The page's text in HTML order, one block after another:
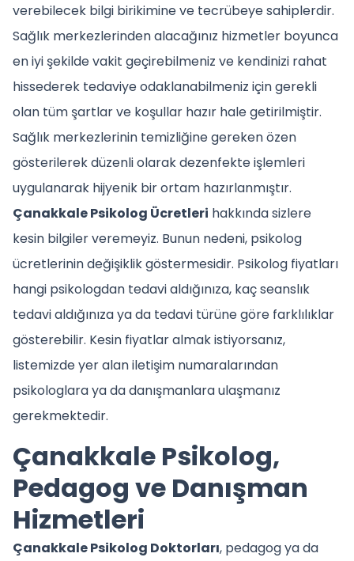
verebilecek bilgi birikimine ve tecrübeye sahiplerdir.
Sağlık merkezlerinden alacağınız hizmetler boyunca
en iyi şekilde vakit geçirebilmeniz ve kendinizi rahat
hissederek tedaviye odaklanabilmeniz için gerekli
olan tüm şartlar ve koşullar hazır hale getirilmiştir.
Sağlık merkezlerinin temizliğine gereken özen
gösterilerek düzenli olarak dezenfekte işlemleri
uygulanarak hijyenik bir ortam hazırlanmıştır.
Çanakkale Psikolog Ücretleri hakkında sizlere
kesin bilgiler veremeyiz. Bunun nedeni, psikolog
ücretlerinin değişiklik göstermesidir. Psikolog fiyatları
hangi psikologdan tedavi aldığınıza, kaç seanslık
tedavi aldığınıza ya da tedavi türüne göre farklılıklar
gösterebilir. Kesin fiyatlar almak istiyorsanız,
listemizde yer alan iletişim numaralarından
psikologlara ya da danışmanlara ulaşmanız
gerekmektedir.
Çanakkale Psikolog,
Pedagog ve Danışman
Hizmetleri
Çanakkale Psikolog Doktorları, pedagog ya da